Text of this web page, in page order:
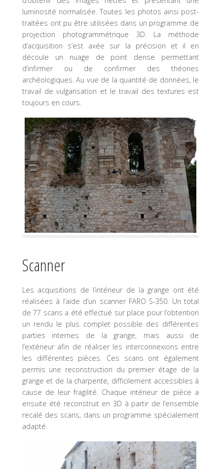
luminosité normalisée. Toutes les photos ainsi post-
traitées ont pu être utilisées dans un programme de
projection photogrammétrique 3D. La méthode
d’acquisition s’est axée sur la précision et il en
découle un nuage de point dense permettant
d’infirmer ou de confirmer des théories
archéologiques. Au vue de la quantité de données, le
travail de vulgarisation et le travail des textures est
toujours en cours.
Scanner
Les acquisitions de l’intérieur de la grange ont été
réalisées à l’aide d’un scanner FARO S-350. Un total
de 77 scans a été effectué sur place pour l’obtention
un rendu le plus complet possible des différentes
parties internes de la grange, mais aussi de
l’extérieur afin de réaliser les interconnexions entre
les différentes pièces. Ces scans ont également
permis une reconstruction du premier étage de la
grange et de la charpente, difficilement accessibles à
cause de leur fragilité. Chaque intérieur de pièce a
ensuite été reconstruit en 3D à partir de l’ensemble
recalé des scans, dans un programme spécialement
adapté.